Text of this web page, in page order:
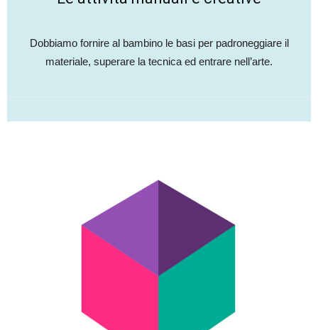
Dobbiamo fornire al bambino le basi per padroneggiare il
materiale, superare la tecnica ed entrare nell’arte.